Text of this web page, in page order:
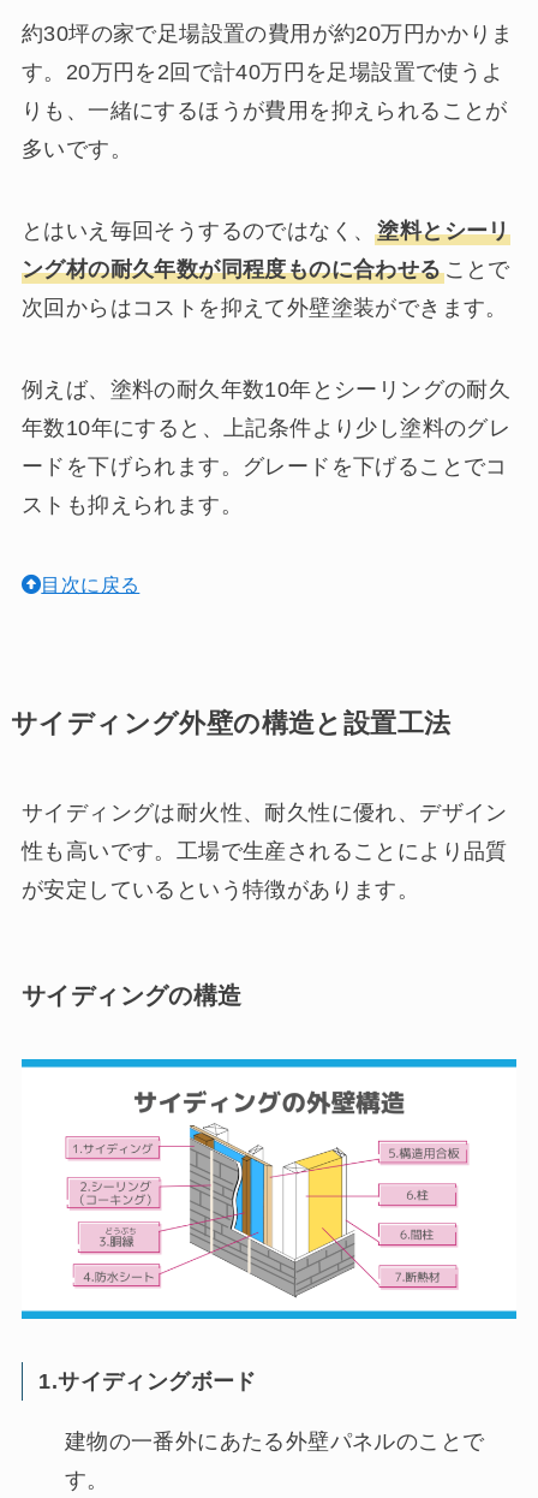
約30坪の家で足場設置の費用が約20万円かかりま
す。20万円を2回で計40万円を足場設置で使うよ
りも、一緒にするほうが費用を抑えられることが
多いです。
とはいえ毎回そうするのではなく、塗料とシーリ
ング材の耐久年数が同程度ものに合わせることで
次回からはコストを抑えて外壁塗装ができます。
例えば、塗料の耐久年数10年とシーリングの耐久
年数10年にすると、上記条件より少し塗料のグレ
ードを下げられます。グレードを下げることでコ
ストも抑えられます。
目次に戻る
サイディング外壁の構造と設置工法
サイディングは耐火性、耐久性に優れ、デザイン
性も高いです。工場で生産されることにより品質
が安定しているという特徴があります。
サイディングの構造
1.サイディングボード
建物の一番外にあたる外壁パネルのことで
す。